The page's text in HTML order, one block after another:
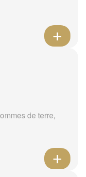
de terre,